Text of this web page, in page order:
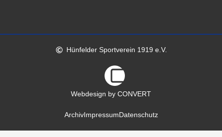
Hünfelder Sportverein 1919 e.V.
Webdesign by CONVERT
ArchivImpressum Datenschutz